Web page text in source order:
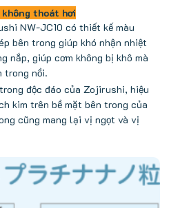
thoát hơi
NW-JC10 có thiết kế màu
bên trong giúp khó nhận nhiệt
nắp, giúp cơm không bị khô mà
trong nồi.
độc đáo của Zojirushi, hiệu
kim trên bề mặt bên trong của
cũng mang lại vị ngọt và vị